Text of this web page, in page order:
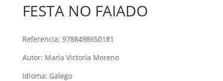
FESTA NO FAIADO
Referencia: 9788498650181
Autor: María Victoria Moreno
Idioma: Galego